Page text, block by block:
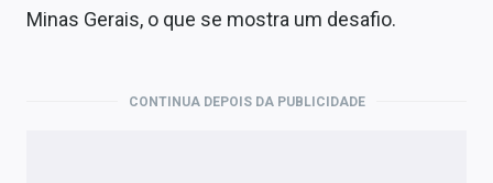
Minas Gerais, o que se mostra um desafio.
CONTINUA DEPOIS DA PUBLICIDADE